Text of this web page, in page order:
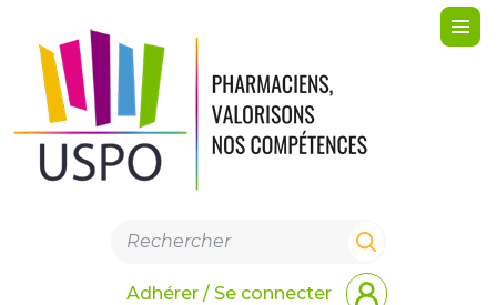
Adhérer / Se connecter